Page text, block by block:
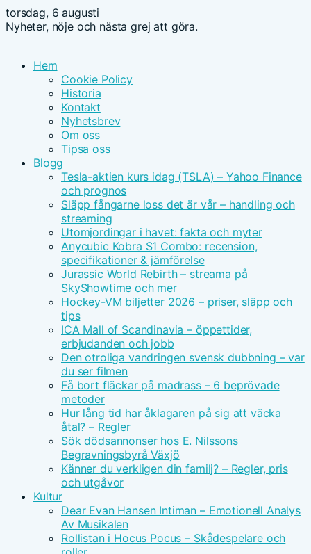
torsdag, 6 augusti
Nyheter, nöje och nästa grej att göra.
Hem
Cookie Policy
Historia
Kontakt
Nyhetsbrev
Om oss
Tipsa oss
Blogg
Tesla-aktien kurs idag (TSLA) – Yahoo Finance
och prognos
Släpp fångarne loss det är vår – handling och
streaming
Utomjordingar i havet: fakta och myter
Anycubic Kobra S1 Combo: recension,
specifikationer & jämförelse
Jurassic World Rebirth – streama på
SkyShowtime och mer
Hockey-VM biljetter 2026 – priser, släpp och
tips
ICA Mall of Scandinavia – öppettider,
erbjudanden och jobb
Den otroliga vandringen svensk dubbning – var
du ser filmen
Få bort fläckar på madrass – 6 beprövade
metoder
Hur lång tid har åklagaren på sig att väcka
åtal? – Regler
Sök dödsannonser hos E. Nilssons
Begravningsbyrå Växjö
Känner du verkligen din familj? – Regler, pris
och utgåvor
Kultur
Dear Evan Hansen Intiman – Emotionell Analys
Av Musikalen
Rollistan i Hocus Pocus – Skådespelare och